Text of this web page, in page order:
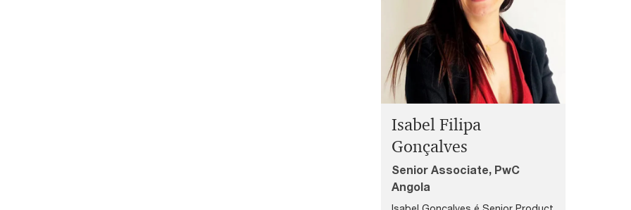
Isabel Filipa
Gonçalves
Senior Associate, PwC
Angola